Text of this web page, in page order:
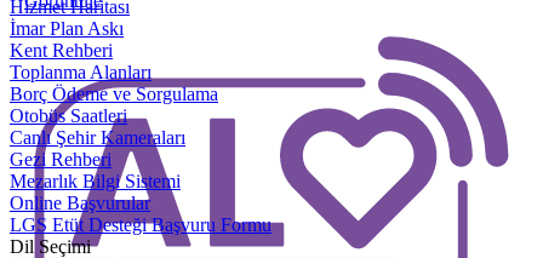
Hizmet Haritası
İmar Plan Askı
Kent Rehberi
Toplanma Alanları
Borç Ödeme ve Sorgulama
Otobüs Saatleri
Canlı Şehir Kameraları
Gezi Rehberi
Mezarlık Bilgi Sistemi
Online Başvurular
LGS Etüt Desteği Başvuru Formu
Dil Seçimi